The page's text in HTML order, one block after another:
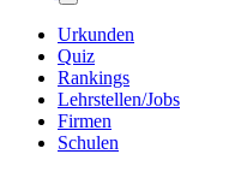
Urkunden
Quiz
Rankings
Lehrstellen/Jobs
Firmen
Schulen